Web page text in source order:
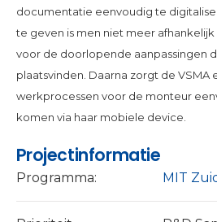
documentatie eenvoudig te
te geven is men niet meer
voor de doorlopende aanpassingen
plaatsvinden. Daarna zorgt de
werkprocessen voor de monteur
komen via haar mobiele device.
Projectinformatie
Programma: MIT